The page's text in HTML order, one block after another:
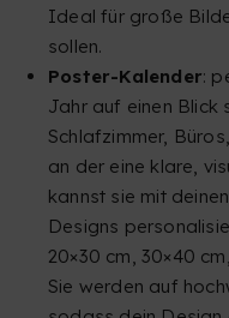
Ideal für große
sollen.
Poster-Kalender:
Jahr auf einen Blick
Schlafzimmer,
an der eine klare,
kannst sie mit
Designs
20×30 cm, 30×40
Sie werden auf